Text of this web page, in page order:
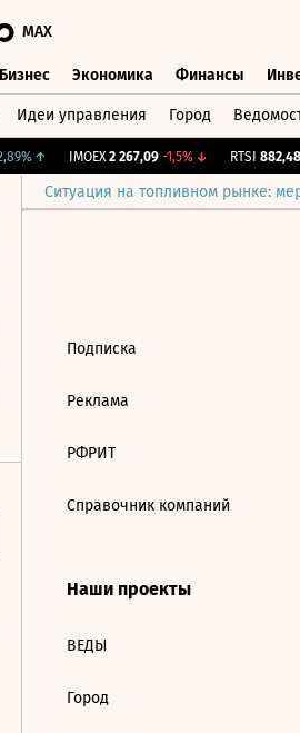
MAX
Бизнес Экономика Финансы
Идеи управления Город
↑ IMOEX 2 267,09 -1,5%↓ RTSI 882,48
Ситуация на топливном рынке:
Подписка
Реклама
РФРИТ
Справочник компаний
Наши проекты
ВЕДЫ
Город